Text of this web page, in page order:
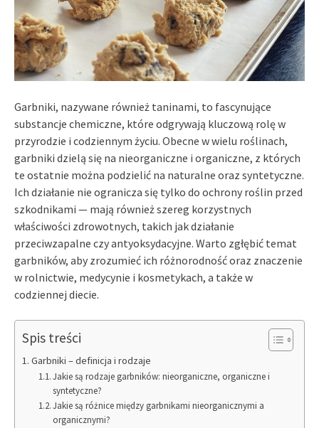
Garbniki, nazywane również taninami, to fascynujące
substancje chemiczne, które odgrywają kluczową rolę w
przyrodzie i codziennym życiu. Obecne w wielu roślinach,
garbniki dzielą się na nieorganiczne i organiczne, z których
te ostatnie można podzielić na naturalne oraz syntetyczne.
Ich działanie nie ogranicza się tylko do ochrony roślin przed
szkodnikami — mają również szereg korzystnych
właściwości zdrowotnych, takich jak działanie
przeciwzapalne czy antyoksydacyjne. Warto zgłębić temat
garbników, aby zrozumieć ich różnorodność oraz znaczenie
w rolnictwie, medycynie i kosmetykach, a także w
codziennej diecie.
Spis treści
Garbniki – definicja i rodzaje
Jakie są rodzaje garbników: nieorganiczne, organiczne i
syntetyczne?
Jakie są różnice między garbnikami nieorganicznymi a
organicznymi?